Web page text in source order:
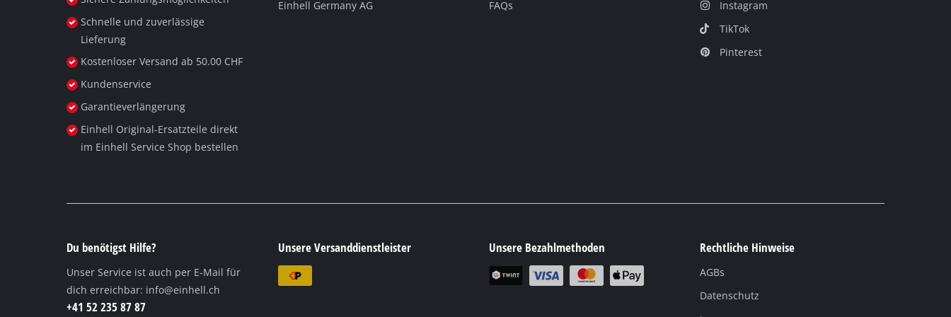
Schnelle und zuverlässige
Lieferung
Kostenloser Versand ab 50.00 CHF
Kundenservice
Garantieverlängerung
Einhell Original-Ersatzteile direkt
im Einhell Service Shop bestellen
Einhell Germany AG FAQs
Instagram
TikTok
Pinterest
Du benötigst Hilfe?
Unser Service ist auch per E-Mail für
dich erreichbar: info@einhell.ch
+41 52 235 87 87
Unsere Versanddienstleister Unsere Bezahlmethoden Rechtliche Hinweise
AGBs
Datenschutz